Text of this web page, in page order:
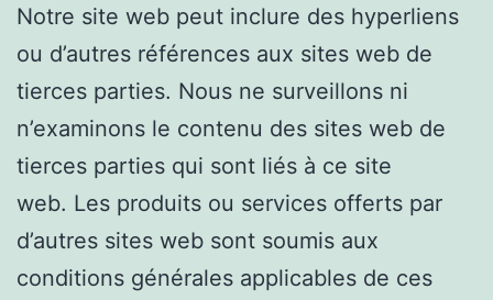
Notre site web peut inclure des hyperliens
ou d’autres références aux sites web de
tierces parties. Nous ne surveillons ni
n’examinons le contenu des sites web de
tierces parties qui sont liés à ce site
web. Les produits ou services offerts par
d’autres sites web sont soumis aux
conditions générales applicables de ces